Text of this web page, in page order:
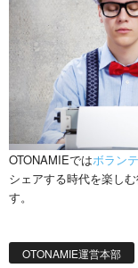
OTONAMIEではボラン
シェアする時代を楽し
す。
OTONAMIE運営本部